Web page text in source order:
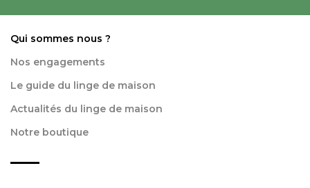
Qui sommes nous ?
Nos engagements
Le guide du linge de maison
Actualités du linge de maison
Notre boutique